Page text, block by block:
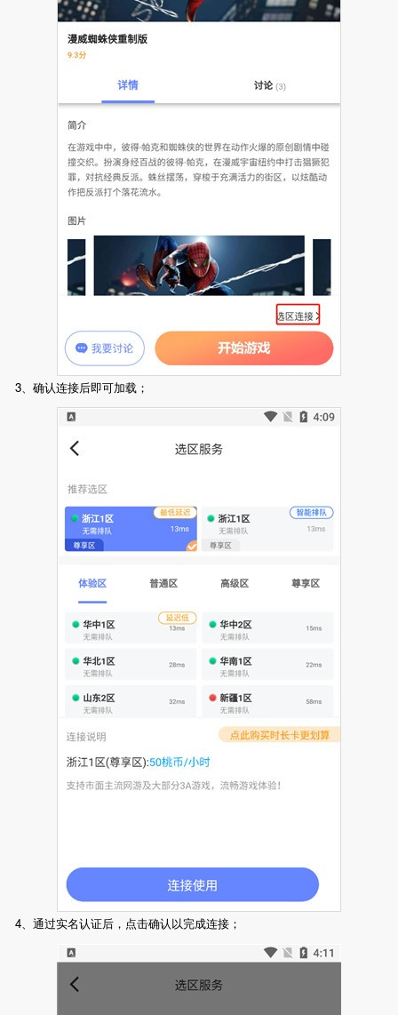
3、确认连接后即可加载；
4、通过实名认证后，点击确认以完成连接；